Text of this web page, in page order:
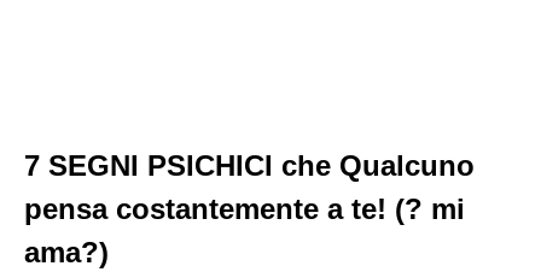
7 SEGNI PSICHICI che Qualcuno
pensa costantemente a te! (? mi
ama?)